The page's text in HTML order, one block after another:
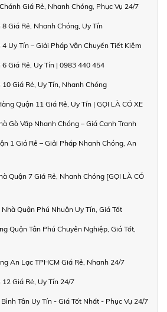
Giá Rẻ, Nhanh Chóng, Phục Vụ 24/7
Giá Rẻ, Nhanh Chóng, Uy Tín
Uy Tín – Giải Pháp Vận Chuyển Tiết Kiệm
Giá Rẻ, Uy Tín | 0983 440 454
Giá Rẻ, Uy Tín, Nhanh Chóng
Quận 11 Giá Rẻ, Uy Tín | GỌI LÀ CÓ XE
Gò Vấp Nhanh Chóng – Giá Cạnh Tranh
1 Giá Rẻ – Giải Pháp Nhanh Chóng, An
Quận 7 Giá Rẻ, Nhanh Chóng [GỌI LÀ CÓ
Quận Phú Nhuận Uy Tín, Giá Tốt
Quận Tân Phú Chuyên Nghiệp, Giá Tốt,
An Lạc TPHCM Giá Rẻ, Nhanh 24/7
Giá Rẻ, Uy Tín 24/7
Tân Uy Tín - Giá Tốt Nhất - Phục Vụ 24/7